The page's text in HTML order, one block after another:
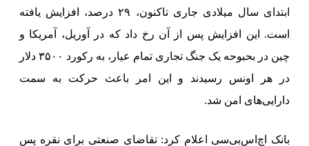
ابتدای سال میلادی جاری تاکنون، ۲۹ درصد، افزایش یافته
است. این افزایش پس از آن رخ داد که در آوریل، آمریکا و
چین در بحبوحه یک جنگ تجاری تمام عیار، به رکورد ۳۵۰۰ دلار
در هر اونس رسیدند و این امر باعث حرکت به سمت
دارایی‌های امن شد.
بانک اچ‌اس‌بی‌سی اعلام کرد: تقاضای صنعتی برای نقره پس